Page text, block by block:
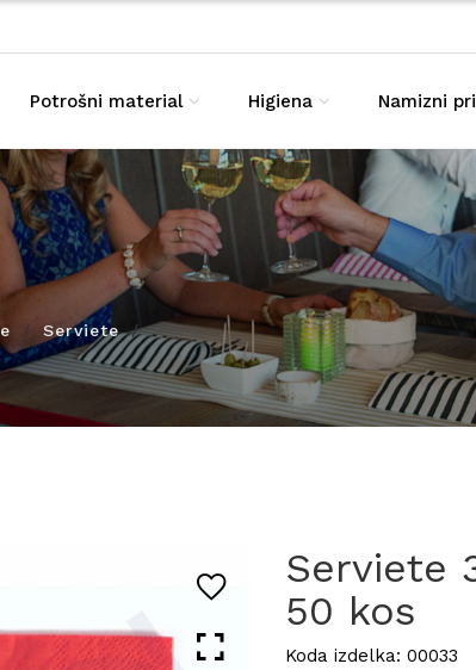
Potrošni material Higiena Namizni
Serviete
Serviete
50 kos
Koda izdelka: 00033